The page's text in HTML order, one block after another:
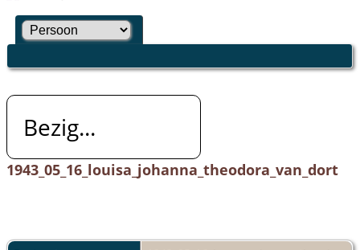
Bezig...
1943_05_16_louisa_johanna_theodora_van_dort